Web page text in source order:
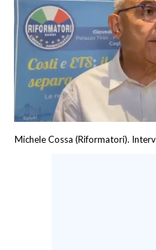
SPORT
RISULTATI E CLASSIFICHE
CALCIO
CALCIO REGIONALE
BASKET
Michele Cossa (Riformatori).